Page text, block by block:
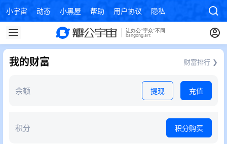
小宇宙 动态 小黑屋 帮助 用户协议 隐私政策
我的财富 财富排行 ❯
余额 提现 充值
积分 积分购买